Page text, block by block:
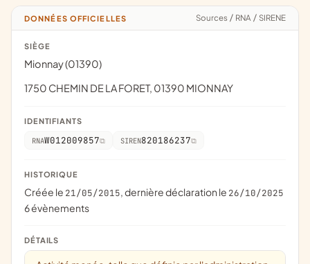
DONNÉES OFFICIELLES Sources / RNA / SIRENE
SIÈGE
Mionnay (01390)
1750 CHEMIN DE LA FORET, 01390 MIONNAY
IDENTIFIANTS
RNAW012009857 SIREN820186237
HISTORIQUE
Créée le 21/05/2015, dernière déclaration le 26/10/2025
6 évènements
DÉTAILS